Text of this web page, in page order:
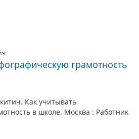
грамотность
Как учитывать
в школе. Москва : Работник